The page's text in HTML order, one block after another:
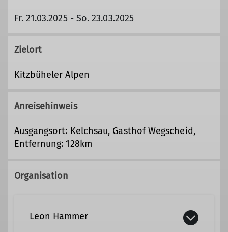
Fr. 21.03.2025 - So. 23.03.2025
Zielort
Kitzbüheler Alpen
Anreisehinweis
Ausgangsort: Kelchsau, Gasthof Wegscheid,
Entfernung: 128km
Organisation
Leon Hammer